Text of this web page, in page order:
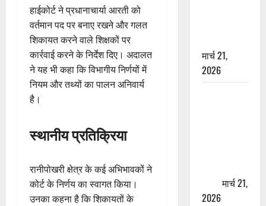
हाईकोर्ट ने प्रधानाचार्या आरती को
वर्तमान पद पर बनाए रखने और गलत
शिकायत करने वाले शिक्षकों पर
कार्रवाई करने के निर्देश दिए। अदालत
ने यह भी कहा कि विभागीय निर्णयों में
नियम और तथ्यों का पालन अनिवार्य
है।
स्थानीय प्रतिक्रिया
रानीपोखरी क्षेत्र के कई अभिभावकों ने
कोर्ट के निर्णय का स्वागत किया।
उनका कहना है कि शिकायतों के
मार्च 21,
2026
मार्च 21,
2026